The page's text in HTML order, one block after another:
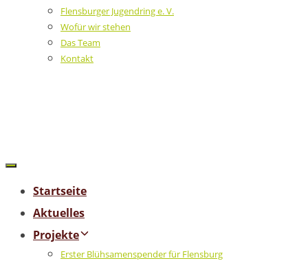
Flensburger Jugendring e. V.
Wofür wir stehen
Das Team
Kontakt
Startseite
Aktuelles
Projekte
Erster Blühsamenspender für Flensburg